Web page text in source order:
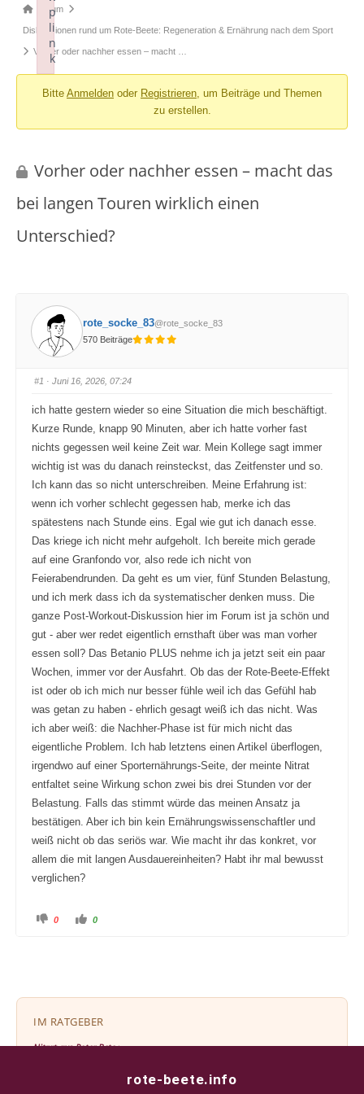
Forum-
Breadcrumbs
-
Forum
Diskussionen rund um Rote-Beete: Regeneration & Ernährung nach dem Sport
Vorher oder nachher essen – macht …
Bitte Anmelden oder Registrieren, um Beiträge und Themen
zu erstellen.
Vorher oder nachher essen – macht das
bei langen Touren wirklich einen
Unterschied?
rote_socke_83@rote_socke_83
570 Beiträge
#1 · Juni 16, 2026, 07:24
ich hatte gestern wieder so eine Situation die mich beschäftigt.
Kurze Runde, knapp 90 Minuten, aber ich hatte vorher fast
nichts gegessen weil keine Zeit war. Mein Kollege sagt immer
wichtig ist was du danach reinsteckst, das Zeitfenster und so.
Ich kann das so nicht unterschreiben. Meine Erfahrung ist:
wenn ich vorher schlecht gegessen hab, merke ich das
spätestens nach Stunde eins. Egal wie gut ich danach esse.
Das kriege ich nicht mehr aufgeholt. Ich bereite mich gerade
auf eine Granfondo vor, also rede ich nicht von
Feierabendrunden. Da geht es um vier, fünf Stunden Belastung,
und ich merk dass ich da systematischer denken muss. Die
ganze Post-Workout-Diskussion hier im Forum ist ja schön und
gut - aber wer redet eigentlich ernsthaft über was man vorher
essen soll? Das Betanio PLUS nehme ich ja jetzt seit ein paar
Wochen, immer vor der Ausfahrt. Ob das der Rote-Beete-Effekt
ist oder ob ich mich nur besser fühle weil ich das Gefühl hab
was getan zu haben - ehrlich gesagt weiß ich das nicht. Was
ich aber weiß: die Nachher-Phase ist für mich nicht das
eigentliche Problem. Ich hab letztens einen Artikel überflogen,
irgendwo auf einer Sporternährungs-Seite, der meinte Nitrat
entfaltet seine Wirkung schon zwei bis drei Stunden vor der
Belastung. Falls das stimmt würde das meinen Ansatz ja
bestätigen. Aber ich bin kein Ernährungswissenschaftler und
weiß nicht ob das seriös war. Wie macht ihr das konkret, vor
allem die mit langen Ausdauereinheiten? Habt ihr mal bewusst
verglichen?
A
f
D
0
A
f
D
0
IM RATGEBER
Nitrat aus Roter Bete ›
rote-beete.info
p
li
n
k
Failed to initialize plugin: wplink